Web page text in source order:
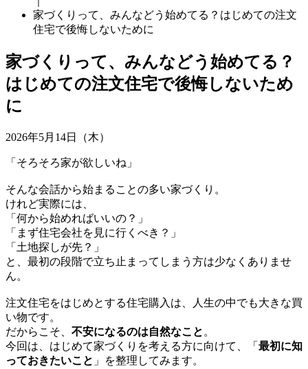
家づくりって、みんなどう始めてる？はじめての注文
住宅で後悔しないために
家づくりって、みんなどう始めてる？
はじめての注文住宅で後悔しないため
に
2026年5月14日（木）
「そろそろ家が欲しいね」
そんな会話から始まることの多い家づくり。
けれど実際には、
「何から始めればいいの？」
「まず住宅会社を見に行くべき？」
「土地探しが先？」
と、最初の段階で立ち止まってしまう方は少なくありませ
ん。
注文住宅をはじめとする住宅購入は、人生の中でも大きな買
い物です。
だからこそ、 不安になるのは自然なこと 。
今回は、はじめて家づくりを考える方に向けて、「 最初に知
っておきたいこと 」を整理してみます。